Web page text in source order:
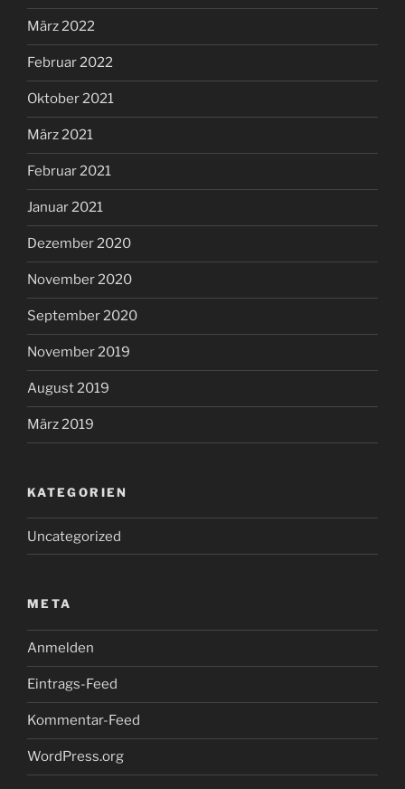
März 2022
Februar 2022
Oktober 2021
März 2021
Februar 2021
Januar 2021
Dezember 2020
November 2020
September 2020
November 2019
August 2019
März 2019
KATEGORIEN
Uncategorized
META
Anmelden
Eintrags-Feed
Kommentar-Feed
WordPress.org